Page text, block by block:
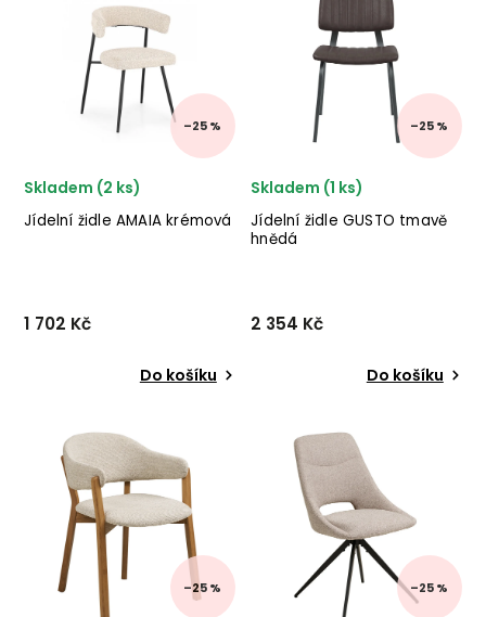
nábytku ROWICO v
provedení světle béžového
potahu a dřevěných nohou.
✅ krásný nábytek ✅ kv...
kombinaci kovových nohou
a černé imitace kůže.
✅ krásný nábytek ✅ kvalitní
materiál...
–25 %
Jídelní židle AMAIA krémová
Skladem (2 ks)
1 702 Kč
Do košíku
stylového nábytku BIZZOTTO
v
kombinaci černých kovových
nohou a krémového
potahu.
–25 %
Jídelní židle GUSTO tmavě
hnědá
Skladem (1 ks)
2 354 Kč
Do košíku
industriálního
nábytku LABEL51 v
provedení kovu a umělé
kůže.
–25 % –25 %